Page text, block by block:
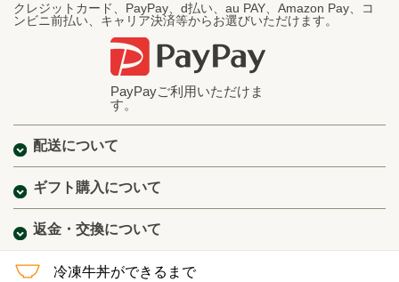
クレジットカード、PayPay、d払い、au PAY、Amazon Pay、コ
ンビニ前払い、キャリア決済等からお選びいただけます。
PayPayご利用いただけま
す。
配送について
ギフト購入について
返金・交換について
冷凍牛丼ができるまで